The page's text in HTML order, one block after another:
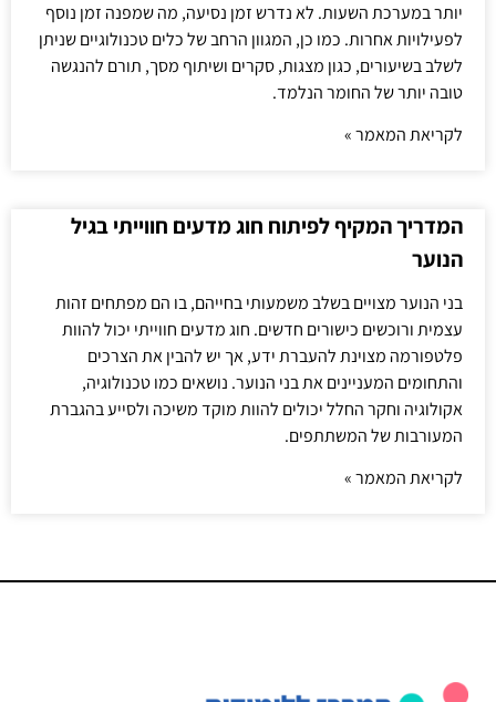
יותר במערכת השעות. לא נדרש זמן נסיעה, מה שמפנה זמן נוסף
לפעילויות אחרות. כמו כן, המגוון הרחב של כלים טכנולוגיים שניתן
לשלב בשיעורים, כגון מצגות, סקרים ושיתוף מסך, תורם להנגשה
טובה יותר של החומר הנלמד.
לקריאת המאמר »
המדריך המקיף לפיתוח חוג מדעים חווייתי בגיל
הנוער
בני הנוער מצויים בשלב משמעותי בחייהם, בו הם מפתחים זהות
עצמית ורוכשים כישורים חדשים. חוג מדעים חווייתי יכול להוות
פלטפורמה מצוינת להעברת ידע, אך יש להבין את הצרכים
והתחומים המעניינים את בני הנוער. נושאים כמו טכנולוגיה,
אקולוגיה וחקר החלל יכולים להוות מוקד משיכה ולסייע בהגברת
המעורבות של המשתתפים.
לקריאת המאמר »